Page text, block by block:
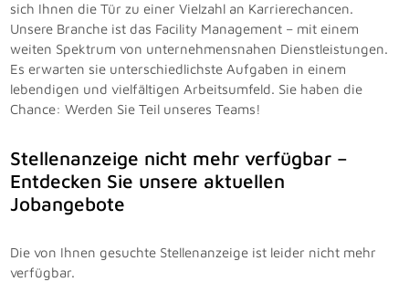
sich Ihnen die Tür zu einer Vielzahl an Karrierechancen.
Unsere Branche ist das Facility Management – mit einem
weiten Spektrum von unternehmensnahen Dienstleistungen.
Es erwarten sie unterschiedlichste Aufgaben in einem
lebendigen und vielfältigen Arbeitsumfeld. Sie haben die
Chance: Werden Sie Teil unseres Teams!
Stellenanzeige nicht mehr verfügbar –
Entdecken Sie unsere aktuellen
Jobangebote
Die von Ihnen gesuchte Stellenanzeige ist leider nicht mehr
verfügbar.